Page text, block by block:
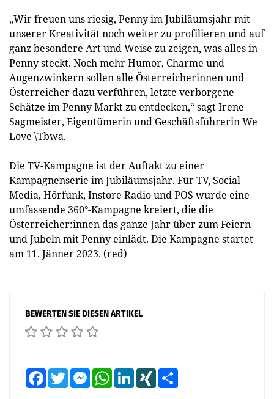
„Wir freuen uns riesig, Penny im Jubiläumsjahr mit
unserer Kreativität noch weiter zu profilieren und auf
ganz besondere Art und Weise zu zeigen, was alles in
Penny steckt. Noch mehr Humor, Charme und
Augenzwinkern sollen alle Österreicherinnen und
Österreicher dazu verführen, letzte verborgene
Schätze im Penny Markt zu entdecken,“ sagt Irene
Sagmeister, Eigentümerin und Geschäftsführerin We
Love \Tbwa.
Die TV-Kampagne ist der Auftakt zu einer
Kampagnenserie im Jubiläumsjahr. Für TV, Social
Media, Hörfunk, Instore Radio und POS wurde eine
umfassende 360°-Kampagne kreiert, die die
Österreicher:innen das ganze Jahr über zum Feiern
und Jubeln mit Penny einlädt. Die Kampagne startet
am 11. Jänner 2023. (red)
BEWERTEN SIE DIESEN ARTIKEL
FacebookTwitter MessengerWhatsAppLinkedInXING